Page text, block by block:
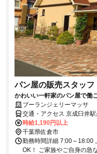
パン屋の販売スタッフ
かわいい一軒家のパン屋で働
ブーランジェリーマッサ
交通・アクセス 京成臼井
時給1,190円以上
千葉県佐倉市
勤務時間詳細 7:00～18:00
OK！ ご家族やご自身の急